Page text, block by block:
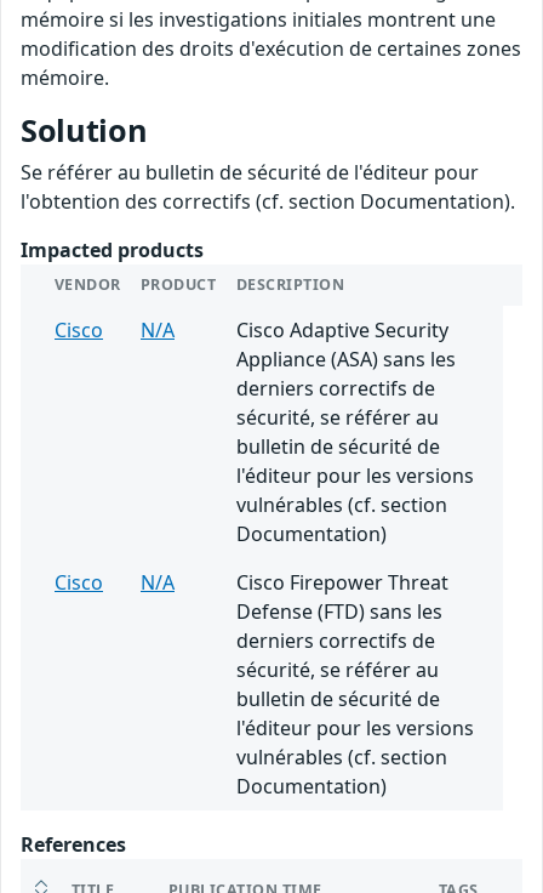
mémoire si les investigations initiales montrent une
modification des droits d'exécution de certaines zones
mémoire.
Solution
Se référer au bulletin de sécurité de l'éditeur pour
l'obtention des correctifs (cf. section Documentation).
Impacted products
VENDOR PRODUCT DESCRIPTION
Cisco N/A
Cisco Adaptive Security
Appliance (ASA) sans les
derniers correctifs de
sécurité, se référer au
bulletin de sécurité de
l'éditeur pour les versions
vulnérables (cf. section
Documentation)
Cisco
N/A
Cisco Firepower Threat
Defense (FTD) sans les
derniers correctifs de
sécurité, se référer au
bulletin de sécurité de
l'éditeur pour les versions
vulnérables (cf. section
Documentation)
References